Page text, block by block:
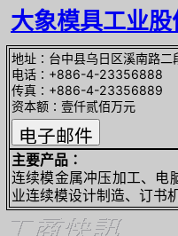
大象模具工业股
地址∶台中县乌日区溪南路
电话∶+886-4-23356888
传真∶+886-4-23356889
资本额∶壹仟贰佰万元
主要产品∶
连续模金属冲压加工、电
业连续模设计制造、订书